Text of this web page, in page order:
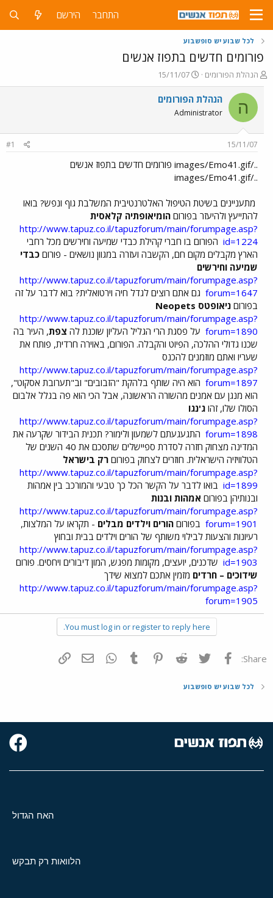
התחבר הירשם
לכל שבוע יש סופשבוע
פורומים חדשים בתפוז אנשים
פ
ו
ת
ח
ה
ש
הנהלת הפורומים
פ
ו
ר
ם
ר
י
ך
15/11/07
ה הנהלת הפורומים
Administrator
15/11/07
#1
../images/Emo41.gif פורומים חדשים בתפוז אנשים
../images/Emo41.gif
מתעניינים בשיטת הטיפול האלטרנטיבית המשלבת גוף ונפש? בואו
להתייעץ ולהיעזר בפורום הומיאופתיה קלאסית
http://www.tapuz.co.il/tapuzforum/main/forumpage.asp?
id=1224 הפורום בו חברי קהילת כבדי שמיעה וחירשים מכל רחבי
הארץ מקבלים מקום חם, הקשבה ועזרה במגוון נושאים - פורום כבדי
שמיעה וחירשים
http://www.tapuz.co.il/tapuzforum/main/forumpage.asp?
forum=1647 גם אתם רוצים לגדל חיה וירטואלית? בוא לדבר על זה
בפורום ניאופטס Neopets
http://www.tapuz.co.il/tapuzforum/main/forumpage.asp?
forum=1890 על פסגת הרי הגליל העליון שוכנת לה צפת, העיר בה
שכנו גדולי ההלכה, הפיוט והקבלה. הפורום, באוירה חרדית, פותח את
שעריו ואתם מוזמנים להכנס
http://www.tapuz.co.il/tapuzforum/main/forumpage.asp?
forum=1897 הוא היה שותף בלהקת "הזבובים" וב"תערובת אסקוט",
הוא מנגן עם אמנים מהשורה הראשונה, אבל הכי הוא פה בגלל אלבום
הסולו שלו, זהו ג'נגו
http://www.tapuz.co.il/tapuzforum/main/forumpage.asp?
forum=1898 התגעגעתם לשמעון ולימור? תכנית הבידור שקרעה את
המדינה מצחוק חזרה לסדרת ספיישלים שתסכם את 40 השנים של
הטלוויזיה הישראלית. חוזרים לצחוק בפורום רק בישראל
http://www.tapuz.co.il/tapuzforum/main/forumpage.asp?
id=1899 בואו לדבר על הקשר הכל כך טבעי והמורכב בין אמהות
ובנותיהן בפורום אמהות ובנות
http://www.tapuz.co.il/tapuzforum/main/forumpage.asp?
forum=1901 בפורום הורים וילדים מבלים - תקראו על המלצות,
רעיונות והצעות לבילוי משותף של הורים וילדים בבית ובחוץ
http://www.tapuz.co.il/tapuzforum/main/forumpage.asp?
id=1903 שדכנים, יועצים, מקומות מפגש, המון דיבורים ויחסים. פורום
שידוכים – חרדים מזמין אתכם למצוא שידך
http://www.tapuz.co.il/tapuzforum/main/forumpage.asp?
forum=1905
You must log in or register to reply here.
Share: פייסבוק Twitter
Reddit
Pinterest
Tumblr
WhatsAppדואר אלקטרוני
לכל שבוע יש סופשבוע
האח הגדול
הלוואות רק תבקש